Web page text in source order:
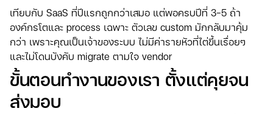
เทียบกับ SaaS ที่ปีแรกถูกกว่าเสมอ แต่พอครบปีที่ 3-5 ถ้า
องค์กรโตและ process เฉพาะ ตัวเลข custom มักกลับมาคุ้ม
กว่า เพราะคุณเป็นเจ้าของระบบ ไม่มีค่ารายหัวที่ไต่ขึ้นเรื่อยๆ
และไม่โดนบังคับ migrate ตามใจ vendor
ขั้นตอนทำงานของเรา ตั้งแต่คุยจน
ส่งมอบ